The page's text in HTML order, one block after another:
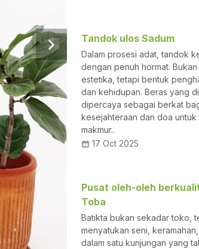
Tandok ulos Sadum
Dalam prosesi adat, tandok
dengan penuh hormat.
estetika, tetapi bentuk
dan kehidupan. Beras yang
dipercaya sebagai berkat
kesejahteraan dan doa
makmur..
17 Oct 2025
Pusat oleh-oleh
Toba
Batikta bukan sekadar toko,
menyatukan seni,
dalam satu kunjungan yang